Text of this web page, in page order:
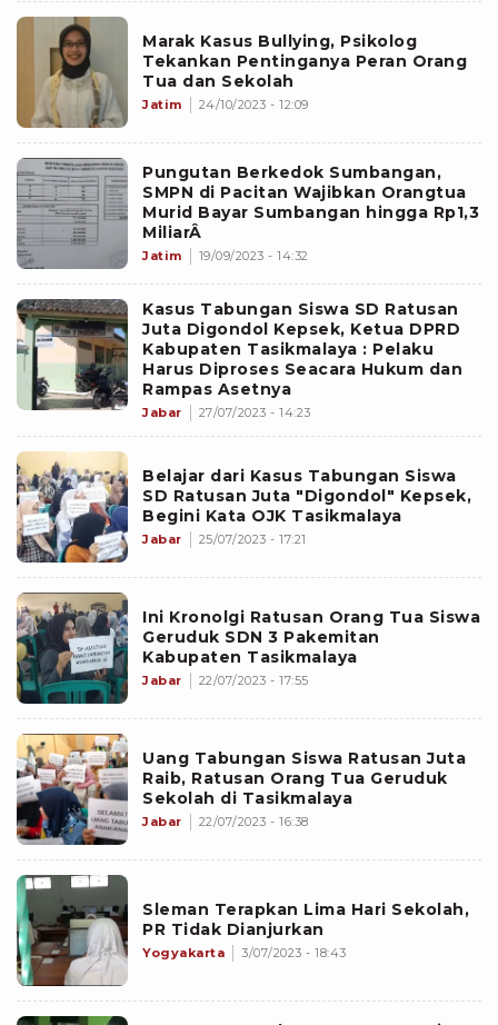
Marak Kasus Bullying, Psikolog
Tekankan Pentinganya Peran Orang
Tua dan Sekolah
Jatim 24/10/2023 - 12:09
Pungutan Berkedok Sumbangan,
SMPN di Pacitan Wajibkan Orangtua
Murid Bayar Sumbangan hingga Rp1,3
MiliarÂ
Jatim 19/09/2023 - 14:32
Kasus Tabungan Siswa SD Ratusan
Juta Digondol Kepsek, Ketua DPRD
Kabupaten Tasikmalaya : Pelaku
Harus Diproses Seacara Hukum dan
Rampas Asetnya
Jabar 27/07/2023 - 14:23
Belajar dari Kasus Tabungan Siswa
SD Ratusan Juta "Digondol" Kepsek,
Begini Kata OJK Tasikmalaya
Jabar 25/07/2023 - 17:21
Ini Kronolgi Ratusan Orang Tua Siswa
Geruduk SDN 3 Pakemitan
Kabupaten Tasikmalaya
Jabar 22/07/2023 - 17:55
Uang Tabungan Siswa Ratusan Juta
Raib, Ratusan Orang Tua Geruduk
Sekolah di Tasikmalaya
Jabar 22/07/2023 - 16:38
Sleman Terapkan Lima Hari Sekolah,
PR Tidak Dianjurkan
Yogyakarta 3/07/2023 - 18:43